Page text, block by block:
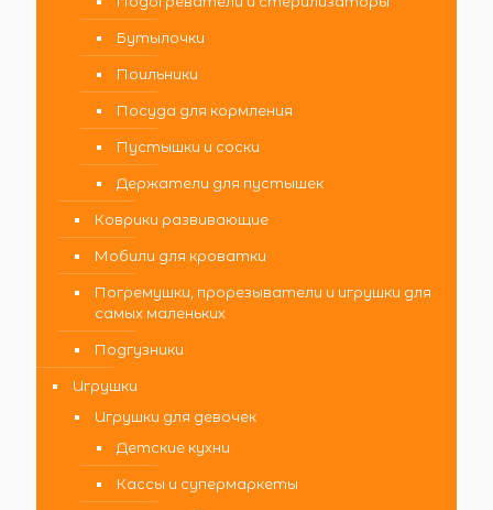
Бутылочки
Поильники
Посуда для кормления
Пустышки и соски
Держатели для пустышек
Коврики развивающие
Мобили для кроватки
Погремушки, прорезыватели и игрушки для
самых маленьких
Подгузники
Игрушки
Игрушки для девочек
Детские кухни
Кассы и супермаркеты